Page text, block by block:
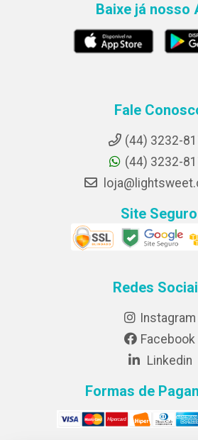
Baixe já nosso
Fale
(44) 3232-
(44) 3232-
Site Seguro
Redes
Instagram
Facebook
Linkedin
Formas de